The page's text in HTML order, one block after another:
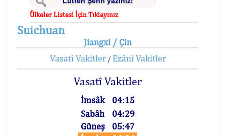
Ülkeler Listesi İçin Tıklayınız
Suichuan
Jiangxi / Çin
Vasatî Vakitler/ Ezânî Vakitler
Vasatî Vakitler
İmsâk
04:15
Sabâh
04:29
Güneş
05:47